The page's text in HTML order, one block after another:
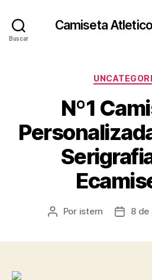
Buscar
Camiseta
Nº1
Autor
Por istern
Fecha
8 de